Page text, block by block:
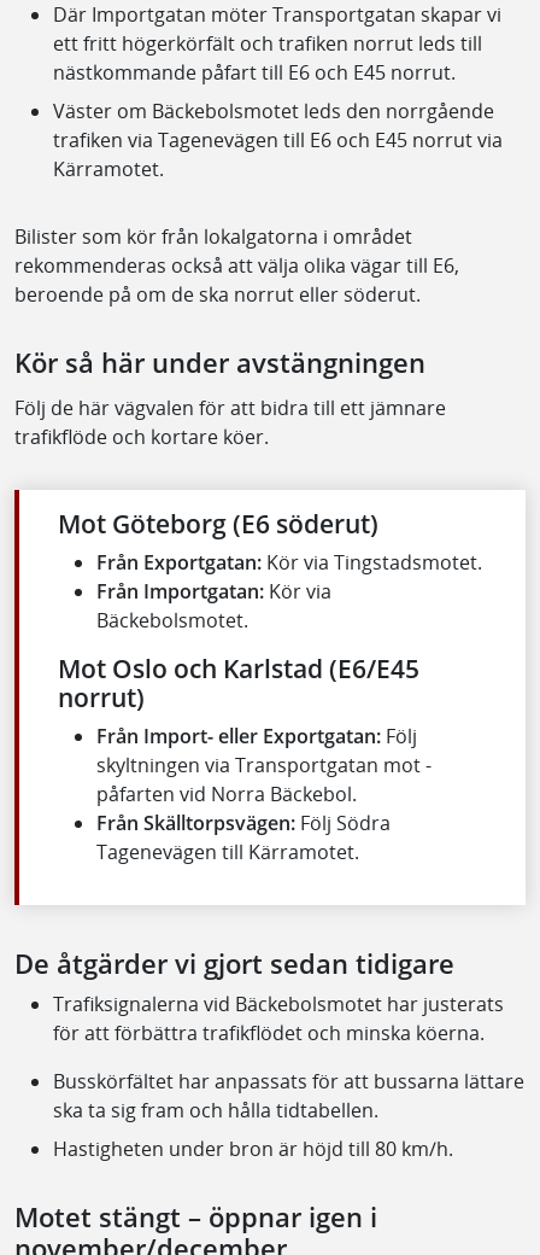
Där Importgatan möter Transportgatan skapar vi
ett fritt högerkörfält och trafiken norrut leds till
nästkommande påfart till E6 och E45 norrut.
Väster om Bäckebolsmotet leds den norrgående
trafiken via Tagenevägen till E6 och E45 norrut via
Kärramotet.
Bilister som kör från lokalgatorna i området
rekommenderas också att välja olika vägar till E6,
beroende på om de ska norrut eller söderut.
Kör så här under avstängningen
Följ de här vägvalen för att bidra till ett jämnare
trafikflöde och kortare köer.
Mot Göteborg (E6 söderut)
Från Exportgatan: Kör via Tingstadsmotet.
Från Importgatan: Kör via
Bäckebolsmotet.
Mot Oslo och Karlstad (E6/E45
norrut)
Från Import- eller Exportgatan: Följ
skyltningen via Transportgatan mot ­
påfarten vid Norra Bäckebol.
Från Skälltorpsvägen: Följ Södra
Tagenevägen till Kärramotet.
De åtgärder vi gjort sedan tidigare
Trafiksignalerna vid Bäckebolsmotet har justerats
för att förbättra trafikflödet och minska köerna.
Busskörfältet har anpassats för att bussarna lättare
ska ta sig fram och hålla tidtabellen.
Hastigheten under bron är höjd till 80 km/h.
Motet stängt – öppnar igen i